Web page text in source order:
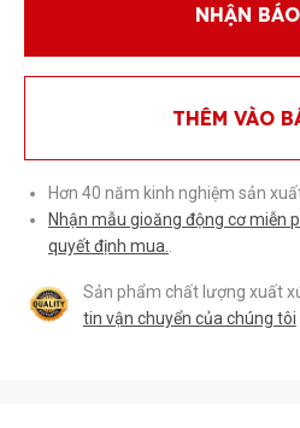
NHẬN
THÊM VÀO
Hơn 40 năm kinh nghiệm sản
Nhận mẫu gioăng động cơ miễn
quyết định mua.
Sản phẩm chất lượng xuất
tin vận chuyển của chúng tôi